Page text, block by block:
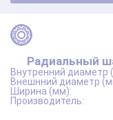
Радиальный